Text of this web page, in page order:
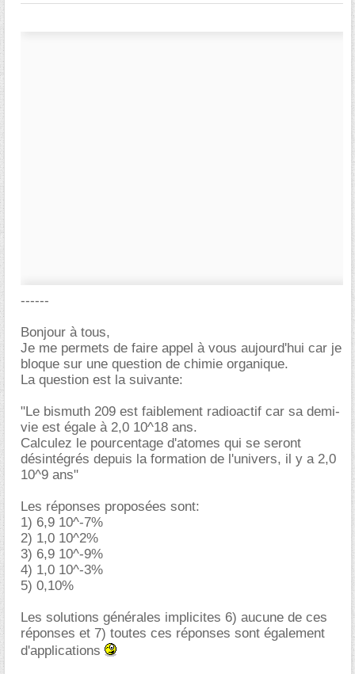
------
Bonjour à tous,
Je me permets de faire appel à vous aujourd'hui car je
bloque sur une question de chimie organique.
La question est la suivante:
"Le bismuth 209 est faiblement radioactif car sa demi-
vie est égale à 2,0 10^18 ans.
Calculez le pourcentage d'atomes qui se seront
désintégrés depuis la formation de l'univers, il y a 2,0
10^9 ans"
Les réponses proposées sont:
1) 6,9 10^-7%
2) 1,0 10^2%
3) 6,9 10^-9%
4) 1,0 10^-3%
5) 0,10%
Les solutions générales implicites 6) aucune de ces
réponses et 7) toutes ces réponses sont également
d'applications